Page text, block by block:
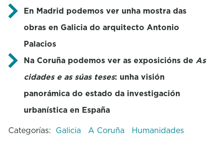
En Madrid podemos ver unha mostra das
obras en Galicia do arquitecto Antonio
Palacios
Na Coruña podemos ver as exposicións de As
cidades e as súas teses: unha visión
panorámica do estado da investigación
urbanística en España
Categorías: Galicia A Coruña Humanidades